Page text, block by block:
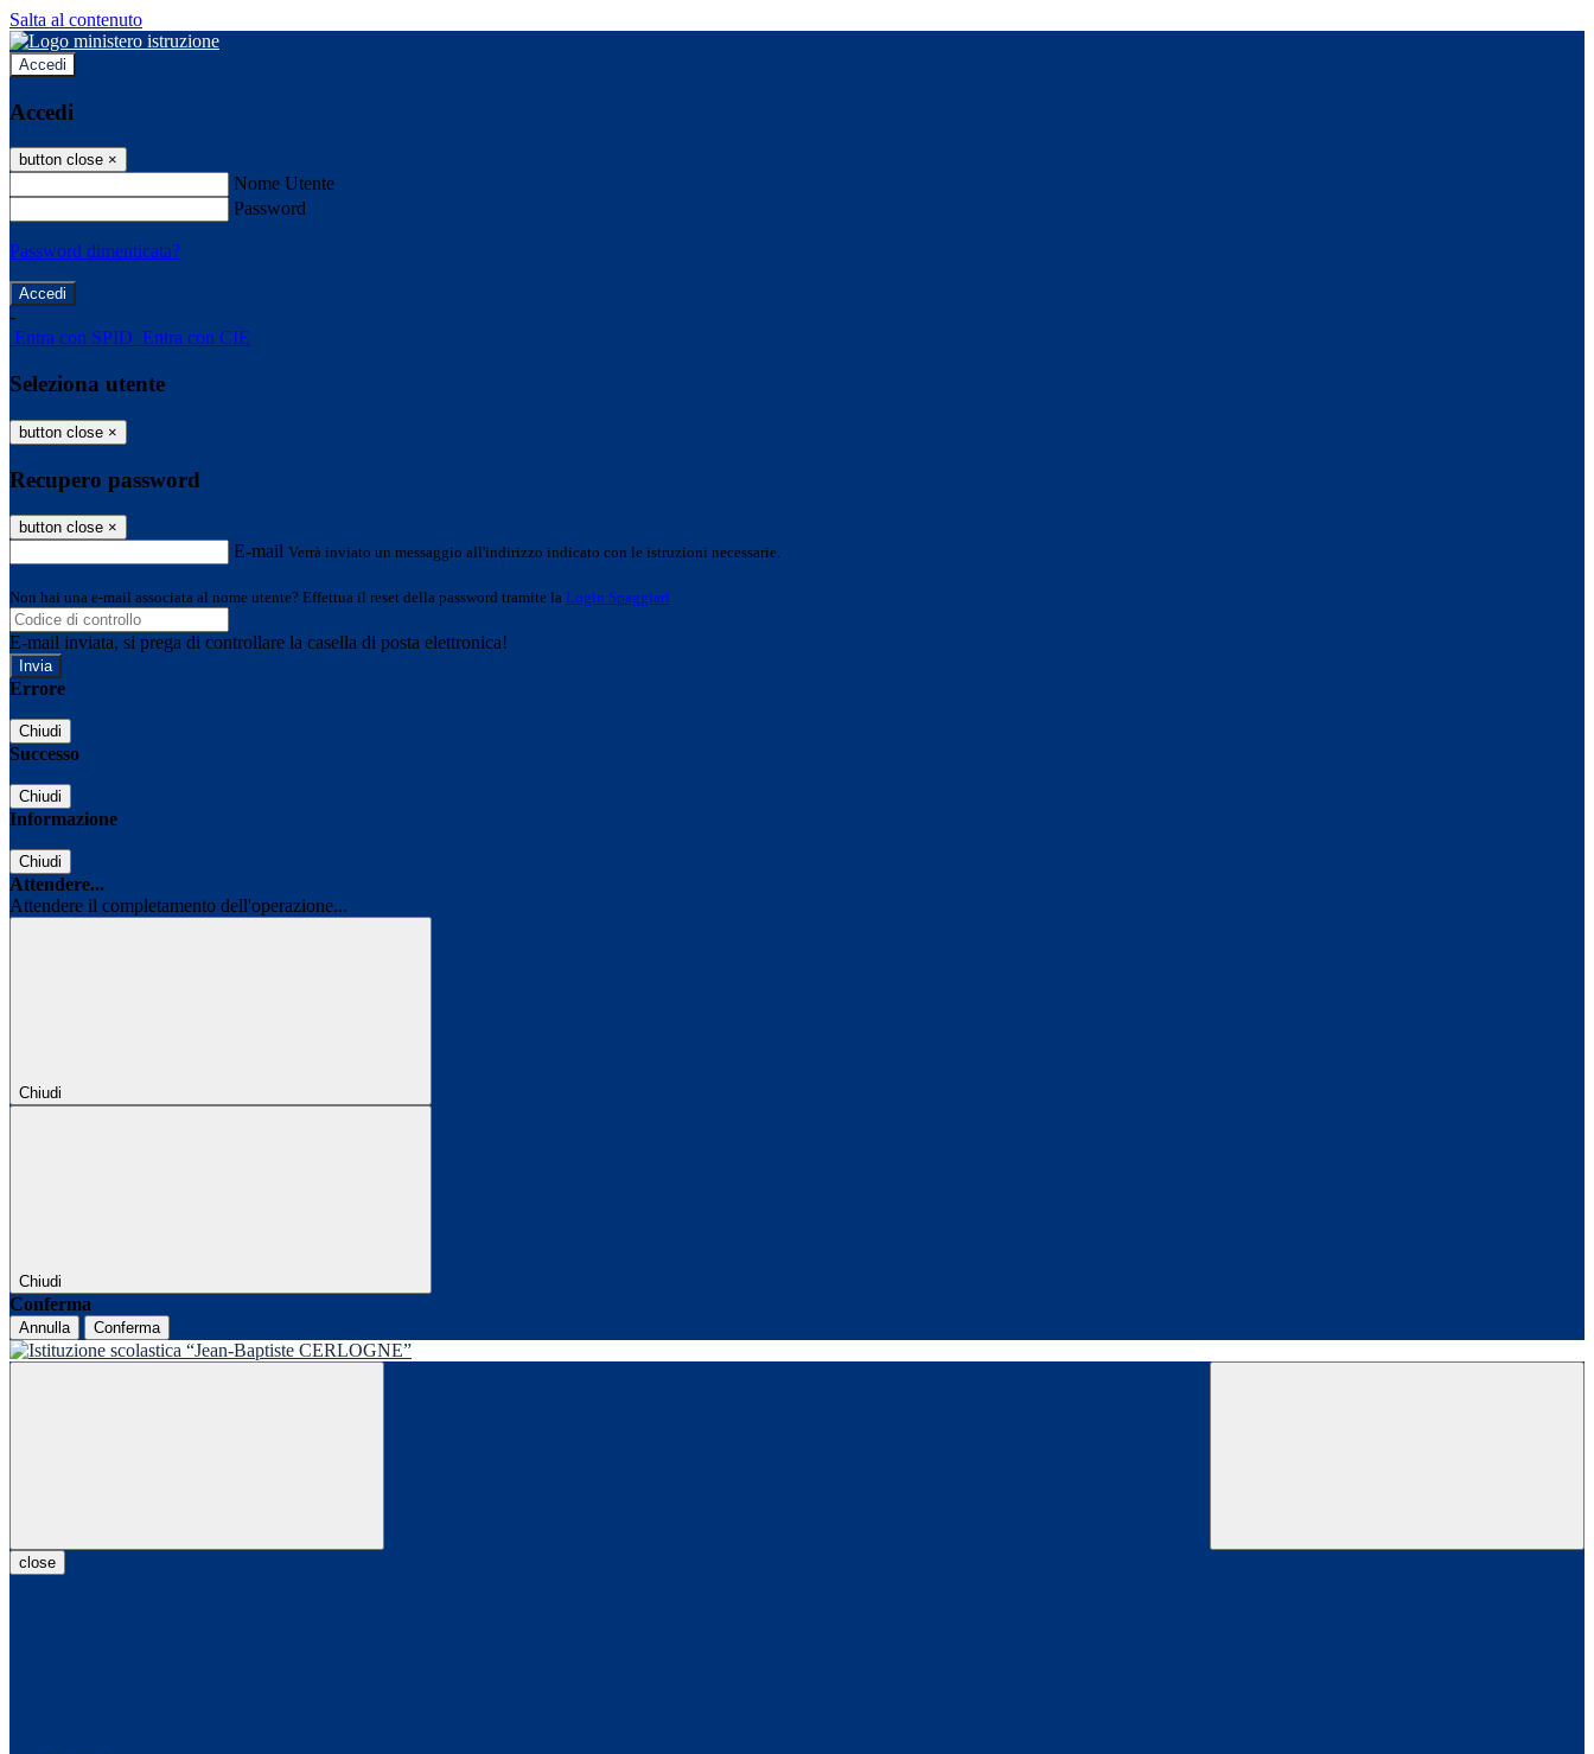
Salta al contenuto
Accedi
Accedi
button close ×
Nome Utente
Password
Password dimenticata?
-
Entra con SPID Entra con CIE
Seleziona utente
button close ×
Recupero password
button close ×
E-mail Verrà inviato un messaggio all'indirizzo indicato con le istruzioni necessarie.
Non hai una e-mail associata al nome utente? Effettua il reset della password tramite la Login Spaggiari
E-mail inviata, si prega di controllare la casella di posta elettronica!
Errore
Chiudi
Successo
Chiudi
Informazione
Chiudi
Attendere...
Attendere il completamento dell'operazione...
Chiudi
Chiudi
Conferma
Annulla Conferma
close